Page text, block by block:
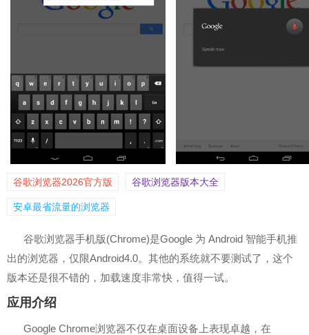
谷歌浏览器2026官方版 谷歌浏览器版本大全
安卓最省流量的浏览器
谷歌浏览器手机版(Chrome)是Google 为 Android 智能手机推
出的浏览器，仅限Android4.0。其他的系统就不要测试了，这个
版本还是很不错的，加载速度非常快，值得一试。
应用介绍
Google Chrome浏览器不仅在桌面设备上表现卓越，在